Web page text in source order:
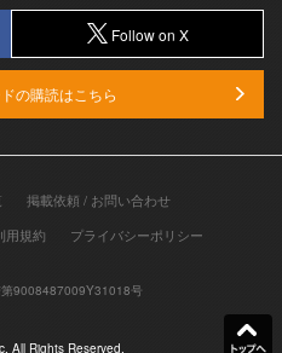
Follow on X
の購読はこちら
掲載依頼 / お問い合わせ
用規約 プライバシーポリシー
9008487009Y31018号
All Rights Reserved.